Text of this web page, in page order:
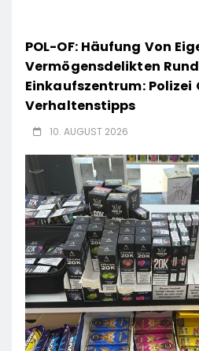
POL-OF: Häufung Von
Vermögensdelikten
Einkaufszentrum: Polizei
Verhaltenstipps
10. AUGUST 2026